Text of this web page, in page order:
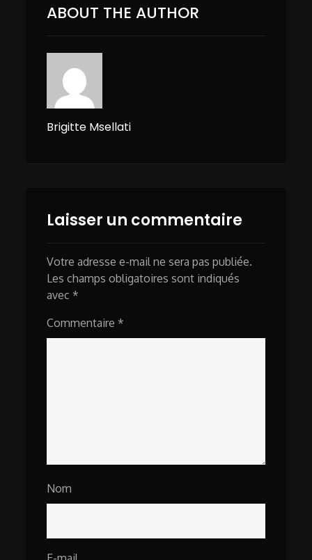
ABOUT THE AUTHOR
Brigitte Msellati
Laisser un commentaire
Votre adresse e-mail ne sera pas publiée.
Les champs obligatoires sont indiqués
avec *
Commentaire *
Nom